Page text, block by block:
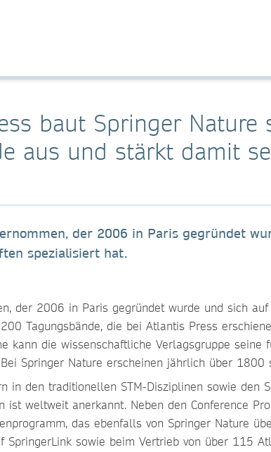
baut Springer Nature
aus und stärkt damit
der 2006 in Paris gegründet
spezialisiert hat.
der 2006 in Paris gegründet wurde und sich
Tagungsbände, die bei Atlantis Press
kann die wissenschaftliche Verlagsgruppe
Springer Nature erscheinen jährlich über 1800
in den traditionellen STM-Disziplinen sowie den
weltweit anerkannt. Neben den Conference
das ebenfalls von Springer Nature
sowie beim Vertrieb von über 115